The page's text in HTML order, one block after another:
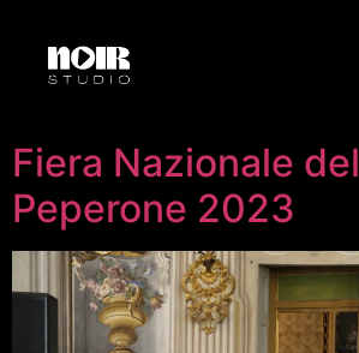
Fiera Nazionale del
Peperone 2023